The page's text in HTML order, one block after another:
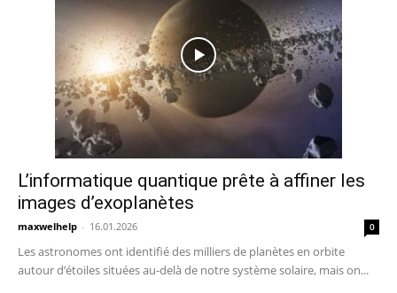
L’informatique quantique prête à affiner les
images d’exoplanètes
maxwelhelp - 16.01.2026 0
Les astronomes ont identifié des milliers de planètes en orbite
autour d’étoiles situées au-delà de notre système solaire, mais on...